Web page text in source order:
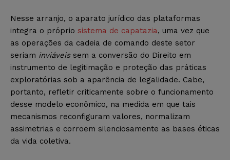
Nesse arranjo, o aparato jurídico das plataformas
integra o próprio sistema de capatazia, uma vez que
as operações da cadeia de comando deste setor
seriam inviáveissem a conversão do Direito em
instrumento de legitimação e proteção das práticas
exploratórias sob a aparência de legalidade. Cabe,
portanto, refletir criticamente sobre o funcionamento
desse modelo econômico, na medida em que tais
mecanismos reconfiguram valores, normalizam
assimetrias e corroem silenciosamente as bases éticas
da vida coletiva.